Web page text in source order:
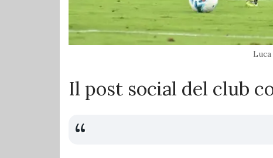
Il post social del club